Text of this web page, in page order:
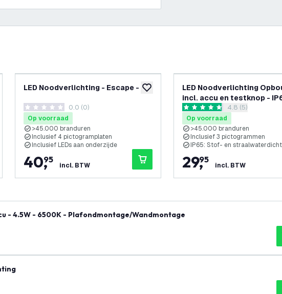
aan verlanglijst toevoegen aan verlanglijst
LED Noodverlichting - Escape - 3W
0 score sterren0.0 (0)
Op voorraad
>45.000 branduren
Inclusief 4 pictogramplaten
Inclusief LEDs aan onderzijde
40,
95
incl. BTW
LED Noodverlichting
incl. accu en testknop -
reviews drawer
4.8 score sterren4.8 (5)
Op voorraad
>45.000 branduren
Inclusief 3 pictogrammen
IP65: Stof- en straalwaterdicht
29,
95
incl. BTW
- 4.5W - 6500K - Plafondmontage/Wandmontage